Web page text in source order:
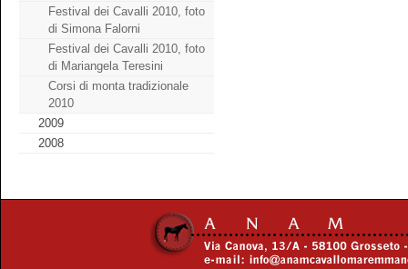
Festival dei Cavalli 2010, foto
di Simona Falorni
Festival dei Cavalli 2010, foto
di Mariangela Teresini
Corsi di monta tradizionale
2010
2009
2008